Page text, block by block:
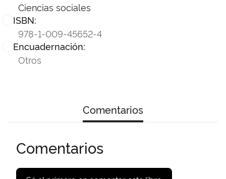
Ciencias sociales
ISBN:
978-1-009-45652-4
Encuadernación:
Otros
Comentarios
Comentarios